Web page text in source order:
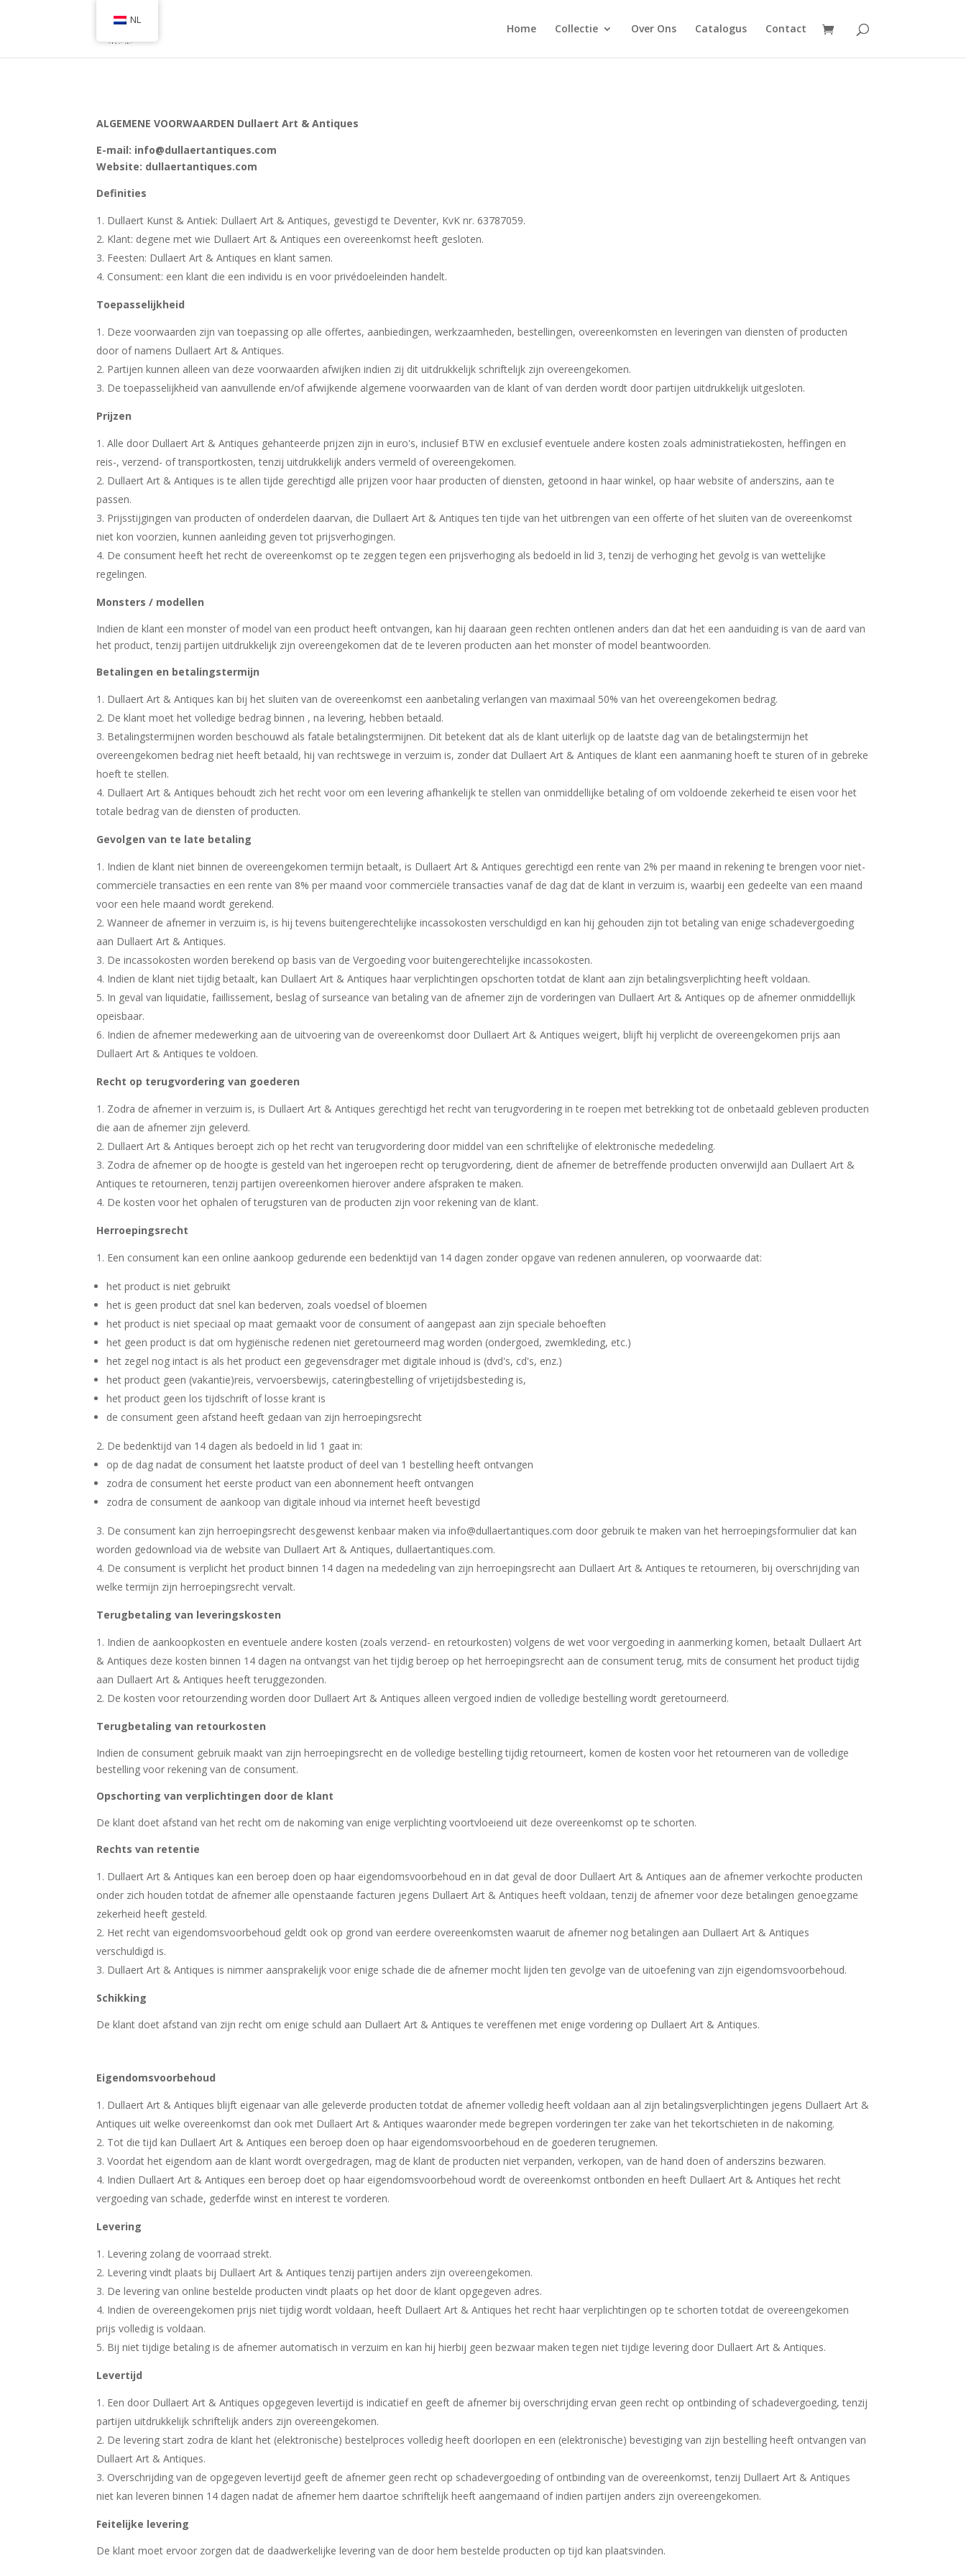
Home Collectie Over Ons Catalogus Contact
ALGEMENE VOORWAARDEN Dullaert Art & Antiques
E-mail: info@dullaertantiques.com
Website: dullaertantiques.com
Definities
Dullaert Kunst & Antiek: Dullaert Art & Antiques, gevestigd te Deventer, KvK nr. 63787059.
Klant: degene met wie Dullaert Art & Antiques een overeenkomst heeft gesloten.
Feesten: Dullaert Art & Antiques en klant samen.
Consument: een klant die een individu is en voor privédoeleinden handelt.
Toepasselijkheid
Deze voorwaarden zijn van toepassing op alle offertes, aanbiedingen, werkzaamheden, bestellingen, overeenkomsten en leveringen van diensten of producten
door of namens Dullaert Art & Antiques.
Partijen kunnen alleen van deze voorwaarden afwijken indien zij dit uitdrukkelijk schriftelijk zijn overeengekomen.
De toepasselijkheid van aanvullende en/of afwijkende algemene voorwaarden van de klant of van derden wordt door partijen uitdrukkelijk uitgesloten.
Prijzen
Alle door Dullaert Art & Antiques gehanteerde prijzen zijn in euro's, inclusief BTW en exclusief eventuele andere kosten zoals administratiekosten, heffingen en
reis-, verzend- of transportkosten, tenzij uitdrukkelijk anders vermeld of overeengekomen.
Dullaert Art & Antiques is te allen tijde gerechtigd alle prijzen voor haar producten of diensten, getoond in haar winkel, op haar website of anderszins, aan te
passen.
Prijsstijgingen van producten of onderdelen daarvan, die Dullaert Art & Antiques ten tijde van het uitbrengen van een offerte of het sluiten van de overeenkomst
niet kon voorzien, kunnen aanleiding geven tot prijsverhogingen.
De consument heeft het recht de overeenkomst op te zeggen tegen een prijsverhoging als bedoeld in lid 3, tenzij de verhoging het gevolg is van wettelijke
regelingen.
Monsters / modellen
Indien de klant een monster of model van een product heeft ontvangen, kan hij daaraan geen rechten ontlenen anders dan dat het een aanduiding is van de aard van
het product, tenzij partijen uitdrukkelijk zijn overeengekomen dat de te leveren producten aan het monster of model beantwoorden.
Betalingen en betalingstermijn
Dullaert Art & Antiques kan bij het sluiten van de overeenkomst een aanbetaling verlangen van maximaal 50% van het overeengekomen bedrag.
De klant moet het volledige bedrag binnen , na levering, hebben betaald.
Betalingstermijnen worden beschouwd als fatale betalingstermijnen. Dit betekent dat als de klant uiterlijk op de laatste dag van de betalingstermijn het
overeengekomen bedrag niet heeft betaald, hij van rechtswege in verzuim is, zonder dat Dullaert Art & Antiques de klant een aanmaning hoeft te sturen of in gebreke
hoeft te stellen.
Dullaert Art & Antiques behoudt zich het recht voor om een levering afhankelijk te stellen van onmiddellijke betaling of om voldoende zekerheid te eisen voor het
totale bedrag van de diensten of producten.
Gevolgen van te late betaling
Indien de klant niet binnen de overeengekomen termijn betaalt, is Dullaert Art & Antiques gerechtigd een rente van 2% per maand in rekening te brengen voor niet-
commerciële transacties en een rente van 8% per maand voor commerciële transacties vanaf de dag dat de klant in verzuim is, waarbij een gedeelte van een maand
voor een hele maand wordt gerekend.
Wanneer de afnemer in verzuim is, is hij tevens buitengerechtelijke incassokosten verschuldigd en kan hij gehouden zijn tot betaling van enige schadevergoeding
aan Dullaert Art & Antiques.
De incassokosten worden berekend op basis van de Vergoeding voor buitengerechtelijke incassokosten.
Indien de klant niet tijdig betaalt, kan Dullaert Art & Antiques haar verplichtingen opschorten totdat de klant aan zijn betalingsverplichting heeft voldaan.
In geval van liquidatie, faillissement, beslag of surseance van betaling van de afnemer zijn de vorderingen van Dullaert Art & Antiques op de afnemer onmiddellijk
opeisbaar.
Indien de afnemer medewerking aan de uitvoering van de overeenkomst door Dullaert Art & Antiques weigert, blijft hij verplicht de overeengekomen prijs aan
Dullaert Art & Antiques te voldoen.
Recht op terugvordering van goederen
Zodra de afnemer in verzuim is, is Dullaert Art & Antiques gerechtigd het recht van terugvordering in te roepen met betrekking tot de onbetaald gebleven producten
die aan de afnemer zijn geleverd.
Dullaert Art & Antiques beroept zich op het recht van terugvordering door middel van een schriftelijke of elektronische mededeling.
Zodra de afnemer op de hoogte is gesteld van het ingeroepen recht op terugvordering, dient de afnemer de betreffende producten onverwijld aan Dullaert Art &
Antiques te retourneren, tenzij partijen overeenkomen hierover andere afspraken te maken.
De kosten voor het ophalen of terugsturen van de producten zijn voor rekening van de klant.
Herroepingsrecht
Een consument kan een online aankoop gedurende een bedenktijd van 14 dagen zonder opgave van redenen annuleren, op voorwaarde dat:
het product is niet gebruikt
het is geen product dat snel kan bederven, zoals voedsel of bloemen
het product is niet speciaal op maat gemaakt voor de consument of aangepast aan zijn speciale behoeften
het geen product is dat om hygiënische redenen niet geretourneerd mag worden (ondergoed, zwemkleding, etc.)
het zegel nog intact is als het product een gegevensdrager met digitale inhoud is (dvd's, cd's, enz.)
het product geen (vakantie)reis, vervoersbewijs, cateringbestelling of vrijetijdsbesteding is,
het product geen los tijdschrift of losse krant is
de consument geen afstand heeft gedaan van zijn herroepingsrecht
De bedenktijd van 14 dagen als bedoeld in lid 1 gaat in:
op de dag nadat de consument het laatste product of deel van 1 bestelling heeft ontvangen
zodra de consument het eerste product van een abonnement heeft ontvangen
zodra de consument de aankoop van digitale inhoud via internet heeft bevestigd
De consument kan zijn herroepingsrecht desgewenst kenbaar maken via info@dullaertantiques.com door gebruik te maken van het herroepingsformulier dat kan
worden gedownload via de website van Dullaert Art & Antiques, dullaertantiques.com.
De consument is verplicht het product binnen 14 dagen na mededeling van zijn herroepingsrecht aan Dullaert Art & Antiques te retourneren, bij overschrijding van
welke termijn zijn herroepingsrecht vervalt.
Terugbetaling van leveringskosten
Indien de aankoopkosten en eventuele andere kosten (zoals verzend- en retourkosten) volgens de wet voor vergoeding in aanmerking komen, betaalt Dullaert Art
& Antiques deze kosten binnen 14 dagen na ontvangst van het tijdig beroep op het herroepingsrecht aan de consument terug, mits de consument het product tijdig
aan Dullaert Art & Antiques heeft teruggezonden.
De kosten voor retourzending worden door Dullaert Art & Antiques alleen vergoed indien de volledige bestelling wordt geretourneerd.
Terugbetaling van retourkosten
Indien de consument gebruik maakt van zijn herroepingsrecht en de volledige bestelling tijdig retourneert, komen de kosten voor het retourneren van de volledige
bestelling voor rekening van de consument.
Opschorting van verplichtingen door de klant
De klant doet afstand van het recht om de nakoming van enige verplichting voortvloeiend uit deze overeenkomst op te schorten.
Rechts van retentie
Dullaert Art & Antiques kan een beroep doen op haar eigendomsvoorbehoud en in dat geval de door Dullaert Art & Antiques aan de afnemer verkochte producten
onder zich houden totdat de afnemer alle openstaande facturen jegens Dullaert Art & Antiques heeft voldaan, tenzij de afnemer voor deze betalingen genoegzame
zekerheid heeft gesteld.
Het recht van eigendomsvoorbehoud geldt ook op grond van eerdere overeenkomsten waaruit de afnemer nog betalingen aan Dullaert Art & Antiques
verschuldigd is.
Dullaert Art & Antiques is nimmer aansprakelijk voor enige schade die de afnemer mocht lijden ten gevolge van de uitoefening van zijn eigendomsvoorbehoud.
Schikking
De klant doet afstand van zijn recht om enige schuld aan Dullaert Art & Antiques te vereffenen met enige vordering op Dullaert Art & Antiques.
Eigendomsvoorbehoud
Dullaert Art & Antiques blijft eigenaar van alle geleverde producten totdat de afnemer volledig heeft voldaan aan al zijn betalingsverplichtingen jegens Dullaert Art &
Antiques uit welke overeenkomst dan ook met Dullaert Art & Antiques waaronder mede begrepen vorderingen ter zake van het tekortschieten in de nakoming.
Tot die tijd kan Dullaert Art & Antiques een beroep doen op haar eigendomsvoorbehoud en de goederen terugnemen.
Voordat het eigendom aan de klant wordt overgedragen, mag de klant de producten niet verpanden, verkopen, van de hand doen of anderszins bezwaren.
Indien Dullaert Art & Antiques een beroep doet op haar eigendomsvoorbehoud wordt de overeenkomst ontbonden en heeft Dullaert Art & Antiques het recht
vergoeding van schade, gederfde winst en interest te vorderen.
Levering
Levering zolang de voorraad strekt.
Levering vindt plaats bij Dullaert Art & Antiques tenzij partijen anders zijn overeengekomen.
De levering van online bestelde producten vindt plaats op het door de klant opgegeven adres.
Indien de overeengekomen prijs niet tijdig wordt voldaan, heeft Dullaert Art & Antiques het recht haar verplichtingen op te schorten totdat de overeengekomen
prijs volledig is voldaan.
Bij niet tijdige betaling is de afnemer automatisch in verzuim en kan hij hierbij geen bezwaar maken tegen niet tijdige levering door Dullaert Art & Antiques.
Levertijd
Een door Dullaert Art & Antiques opgegeven levertijd is indicatief en geeft de afnemer bij overschrijding ervan geen recht op ontbinding of schadevergoeding, tenzij
partijen uitdrukkelijk schriftelijk anders zijn overeengekomen.
De levering start zodra de klant het (elektronische) bestelproces volledig heeft doorlopen en een (elektronische) bevestiging van zijn bestelling heeft ontvangen van
Dullaert Art & Antiques.
Overschrijding van de opgegeven levertijd geeft de afnemer geen recht op schadevergoeding of ontbinding van de overeenkomst, tenzij Dullaert Art & Antiques
niet kan leveren binnen 14 dagen nadat de afnemer hem daartoe schriftelijk heeft aangemaand of indien partijen anders zijn overeengekomen.
Feitelijke levering
De klant moet ervoor zorgen dat de daadwerkelijke levering van de door hem bestelde producten op tijd kan plaatsvinden.
NL